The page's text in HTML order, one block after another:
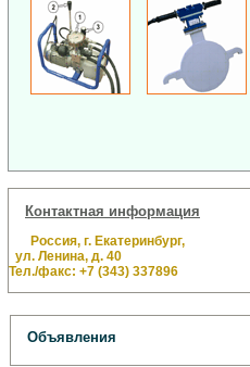
Контактная информация
Россия, г. Екатеринбург,
ул. Ленина, д. 40
Тел./факс: +7 (343) 337896
Объявления